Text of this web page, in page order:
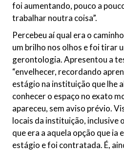
foi aumentando, pouco a
trabalhar noutra coisa”.
Percebeu aí qual era o
um brilho nos olhos e foi tirar
gerontologia. Apresentou a
“envelhecer, recordando
estágio na instituição que lhe
conhecer o espaço no exato
apareceu, sem aviso prévio.
locais da instituição, inclusive
que era a aquela opção que ia
estágio e foi contratada. É,